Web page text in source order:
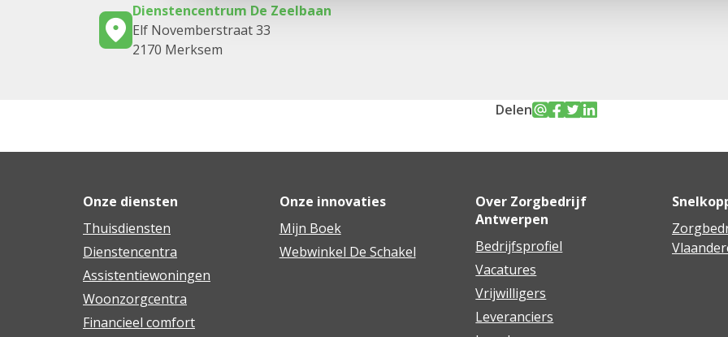
Dienstencentrum De Zeelbaan
Elf Novemberstraat 33
2170 Merksem
Delen
Onze diensten
Thuisdiensten
Dienstencentra
Assistentiewoningen
Woonzorgcentra
Financieel comfort
Onze innovaties
Mijn Boek
Webwinkel De Schakel
Over Zorgbedrijf
Antwerpen
Bedrijfsprofiel
Vacatures
Vrijwilligers
Leveranciers